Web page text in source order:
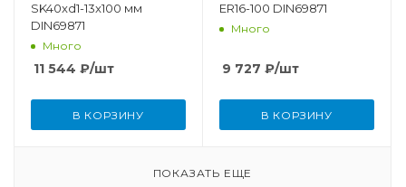
SK40xd1-13x100 мм
DIN69871
Много
11 544 ₽/шт
В КОРЗИНУ
ER16-100 DIN69871
Много
9 727 ₽/шт
В КОРЗИНУ
ПОКАЗАТЬ ЕЩЕ